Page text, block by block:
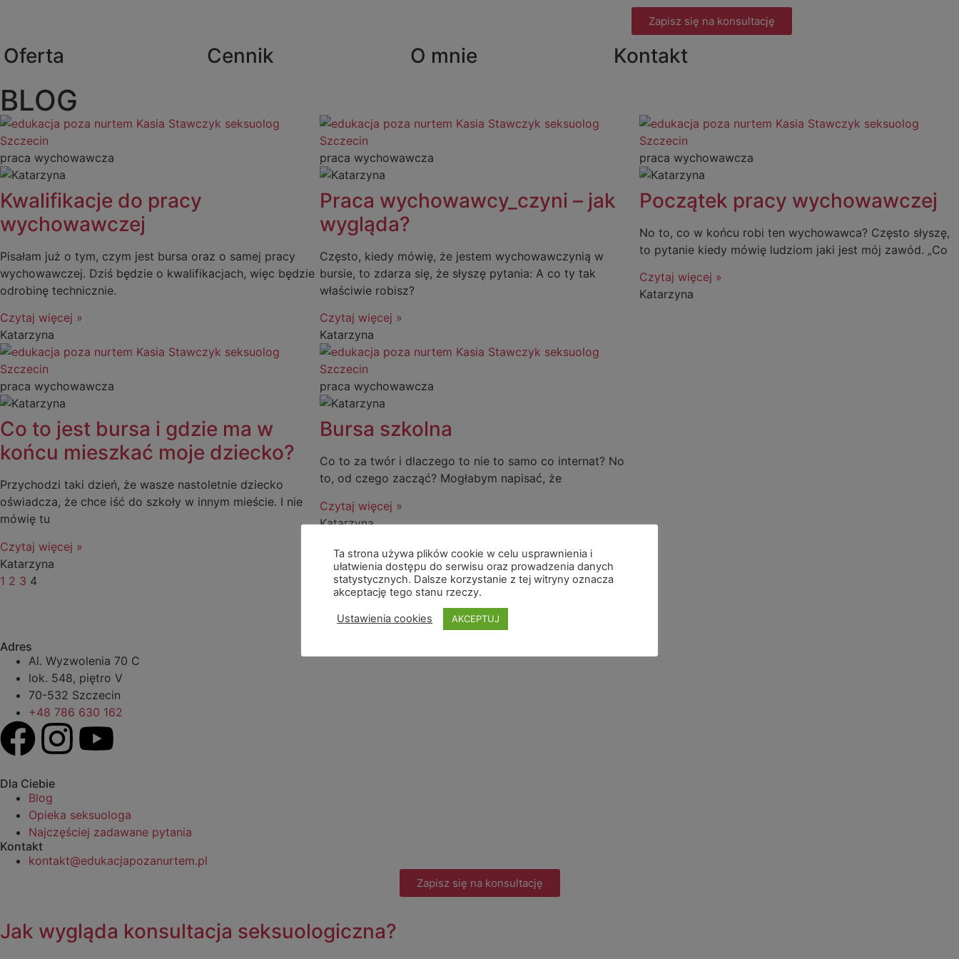
Zapisz się na konsultację
Oferta Cennik O mnie Kontakt
BLOG
praca wychowawcza
Kwalifikacje do pracy
wychowawczej
Pisałam już o tym, czym jest bursa oraz o samej pracy
wychowawczej. Dziś będzie o kwalifikacjach, więc będzie
odrobinę technicznie.
Czytaj więcej »
Katarzyna
praca wychowawcza
Praca wychowawcy_czyni – jak
wygląda?
Często, kiedy mówię, że jestem wychowawczynią w
bursie, to zdarza się, że słyszę pytania: A co ty tak
właściwie robisz?
Czytaj więcej »
Katarzyna
praca wychowawcza
Początek pracy wychowawczej
No to, co w końcu robi ten wychowawca? Często słyszę,
to pytanie kiedy mówię ludziom jaki jest mój zawód. „Co
Czytaj więcej »
Katarzyna
praca wychowawcza
Co to jest bursa i gdzie ma w
końcu mieszkać moje dziecko?
Przychodzi taki dzień, że wasze nastoletnie dziecko
oświadcza, że chce iść do szkoły w innym mieście. I nie
mówię tu
Czytaj więcej »
Katarzyna
praca wychowawcza
Bursa szkolna
Co to za twór i dlaczego to nie to samo co internat? No
to, od czego zacząć? Mogłabym napisać, że
Czytaj więcej »
Katarzyna
1 2 3 4
Adres
Al. Wyzwolenia 70 C
lok. 548, piętro V
70-532 Szczecin
+48 786 630 162
Dla Ciebie
Blog
Opieka seksuologa
Najczęściej zadawane pytania
Kontakt
kontakt@edukacjapozanurtem.pl
Zapisz się na konsultację
Jak wygląda konsultacja seksuologiczna?
Ta strona używa plików cookie w celu usprawnienia i
ułatwienia dostępu do serwisu oraz prowadzenia danych
statystycznych. Dalsze korzystanie z tej witryny oznacza
akceptację tego stanu rzeczy.
Ustawienia cookies AKCEPTUJ